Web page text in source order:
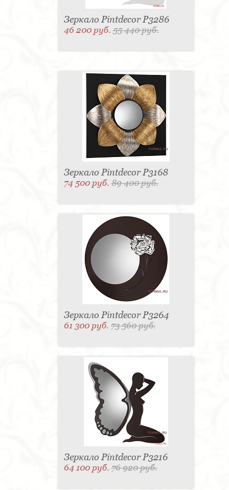
Зеркало Pintdecor P3286
46 200 руб.55 440 руб.
Зеркало Pintdecor P3168
74 500 руб.89 400 руб.
Зеркало Pintdecor P3264
61 300 руб.73 560 руб.
Зеркало Pintdecor P3216
64 100 руб.76 920 руб.